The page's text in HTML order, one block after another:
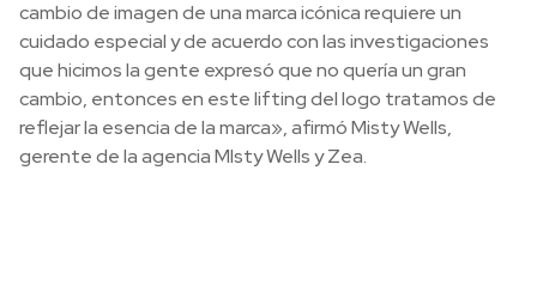
cambio de imagen de una marca icónica requiere un
cuidado especial y de acuerdo con las investigaciones
que hicimos la gente expresó que no quería un gran
cambio, entonces en este lifting del logo tratamos de
reflejar la esencia de la marca», afirmó Misty Wells,
gerente de la agencia MIsty Wells y Zea.